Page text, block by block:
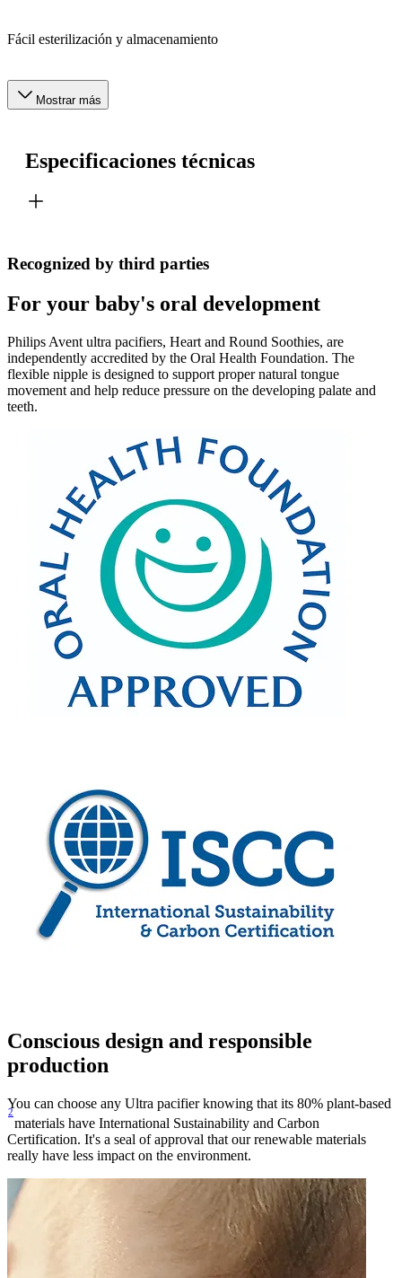
Fácil esterilización y almacenamiento
Mostrar más
Especificaciones técnicas
Recognized by third parties
For your baby's oral development
Philips Avent ultra pacifiers, Heart and Round Soothies, are
independently accredited by the Oral Health Foundation. The
flexible nipple is designed to support proper natural tongue
movement and help reduce pressure on the developing palate and
teeth.
Conscious design and responsible
production
You can choose any Ultra pacifier knowing that its 80% plant-based
2
materials have International Sustainability and Carbon
Certification. It's a seal of approval that our renewable materials
really have less impact on the environment.